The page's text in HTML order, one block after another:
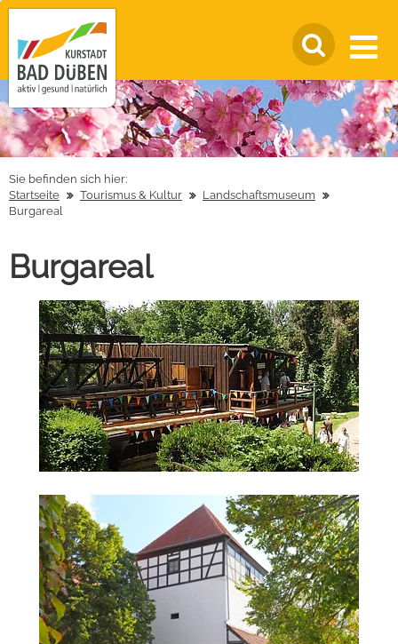
Sie befinden sich hier:
Startseite
Tourismus & Kultur
Landschaftsmuseum
Burgareal
Burgareal